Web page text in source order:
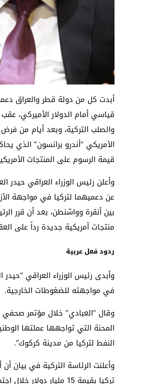
أبدت كل من دولة قطر والعراق
قياسي أمام الدولار الأميركي،
والصلب التركية، وبعد أيام من
الأمريكي “أندرو برانسون” الذي
قيمة الرسوم على المنتجات
وأعلن رئيس الوزراء العراقي حيدر
عن دعميهما لتركيا في مواجهة
بين أنقرة وواشنطن، بعد أن قرر
منتجات أمريكية جديدة رداً على
ردود فعل عربية
وأبدى رئيس الوزراء العراقي
في مواجهته للضغوطات الخارجية.
وقال “العبادي” خلال مؤتمر
المحنة التي تواجهها عملتها
النفط لتركيا من مدينة كركوك”.
وأعلنت الرئاسة التركية في بيان
تركيا بقيمة 15